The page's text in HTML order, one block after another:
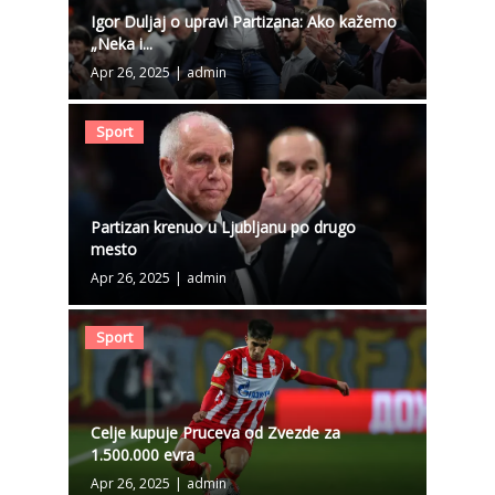
Igor Duljaj o upravi Partizana: Ako kažemo
„Neka i...
Apr 26, 2025 | admin
Sport
Partizan krenuo u Ljubljanu po drugo
mesto
Apr 26, 2025 | admin
Sport
Celje kupuje Pruceva od Zvezde za
1.500.000 evra
Apr 26, 2025 | admin